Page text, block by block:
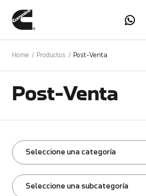
Home Productos Post-Venta
Post-Venta
Seleccione una categoría
Seleccione una subcategoría